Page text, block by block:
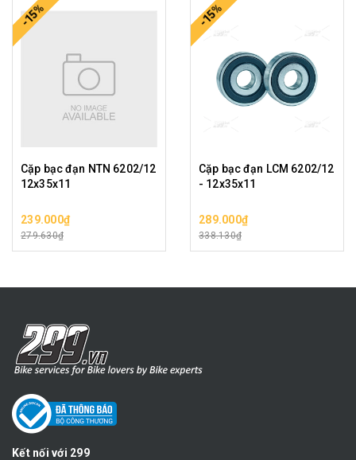
-15%
Cặp bạc đạn NTN 6202/12
12x35x11
239.000₫
279.630₫
-15%
Cặp bạc đạn LCM 6202/12
- 12x35x11
289.000₫
338.130₫
Kết nối với 299